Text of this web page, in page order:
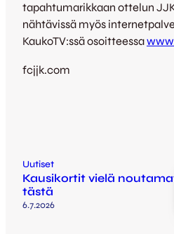
tapahtumarikkaan ottelun
nähtävissä myös
KaukoTV:ssä osoitteessa
fcjjk.com
Uutiset
Kausikortit vielä
tästä
6.7.2026